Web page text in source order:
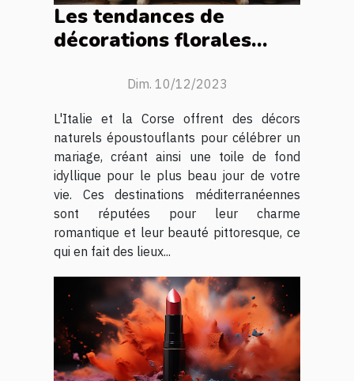
Les tendances de
décorations florales
en Italie ou en Corse
Dim. 10/12/2023
L'Italie et la Corse offrent des décors
naturels époustouflants pour célébrer un
mariage, créant ainsi une toile de fond
idyllique pour le plus beau jour de votre
vie. Ces destinations méditerranéennes
sont réputées pour leur charme
romantique et leur beauté pittoresque, ce
qui en fait des lieux...